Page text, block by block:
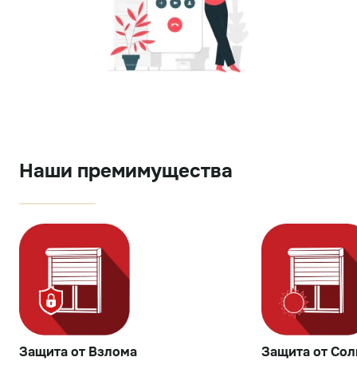
Наши премимущества
Защита от Взлома Защита от